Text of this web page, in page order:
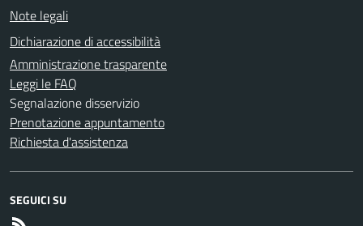
Note legali
Dichiarazione di accessibilità
Amministrazione trasparente
Leggi le FAQ
Segnalazione disservizio
Prenotazione appuntamento
Richiesta d'assistenza
SEGUICI SU